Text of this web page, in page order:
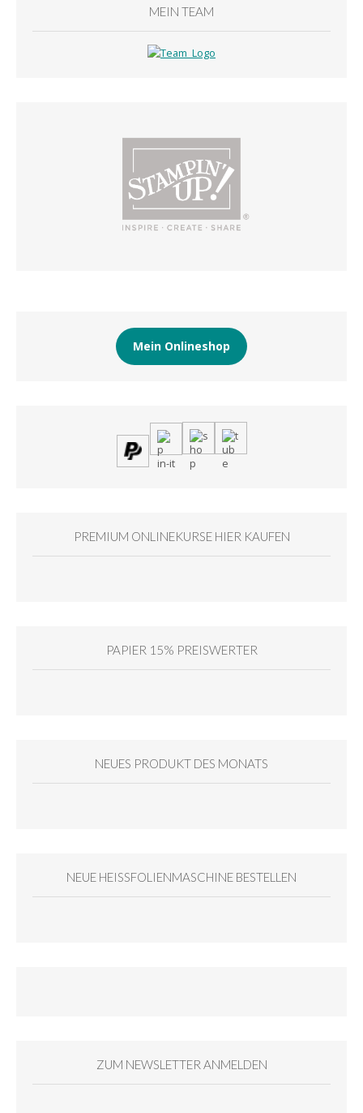
MEIN TEAM
Mein Onlineshop
PREMIUM ONLINEKURSE HIER KAUFEN
PAPIER 15% PREISWERTER
NEUES PRODUKT DES MONATS
NEUE HEISSFOLIENMASCHINE BESTELLEN
ZUM NEWSLETTER ANMELDEN